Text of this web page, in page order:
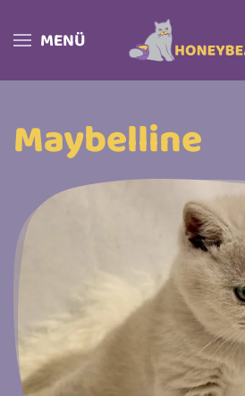
Skip to main content
MENÜ
Maybelline